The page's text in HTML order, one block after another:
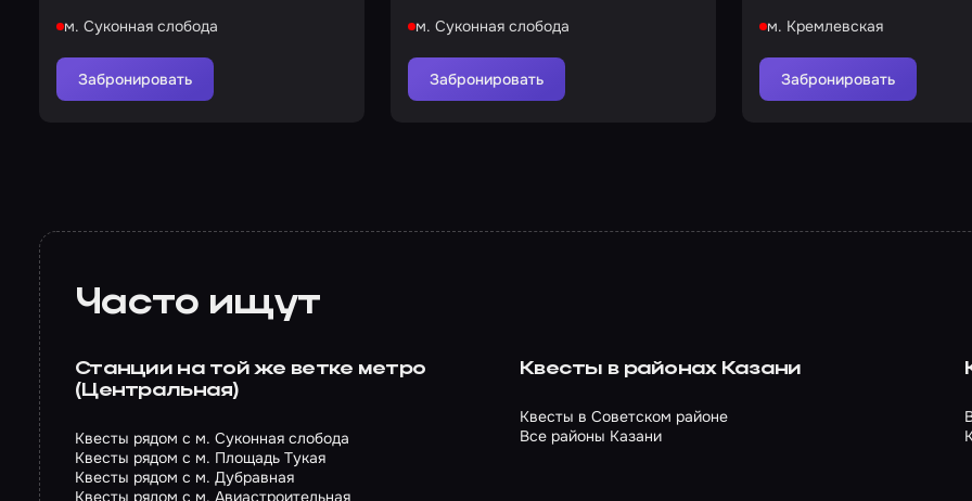
м. Суконная слобода
Забронировать
м. Суконная слобода
Забронировать
м. Кремлевская
Забронировать
Часто ищут
Станции на той же ветке метро
(Центральная)
Квесты рядом с м. Суконная слобода
Квесты рядом с м. Площадь Тукая
Квесты рядом с м. Дубравная
Квесты рядом с м. Авиастроительная
Квесты в районах Казани
Квесты в Советском районе
Все районы Казани